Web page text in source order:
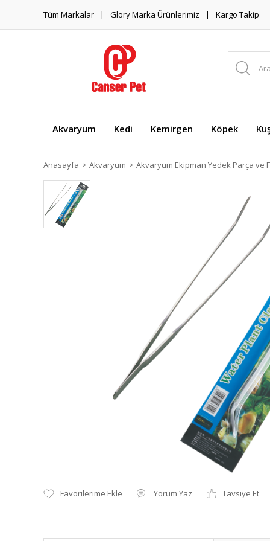
Tüm Markalar Glory Marka Ürünlerimiz Kargo Takip
Akvaryum Kedi Kemirgen Köpek
Anasayfa Akvaryum Akvaryum Ekipman Yedek Parça ve
Yorum Yaz Tavsiye Et